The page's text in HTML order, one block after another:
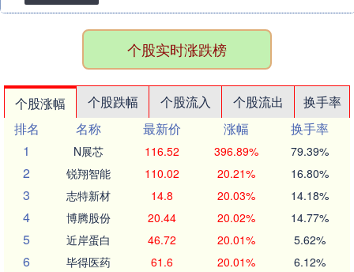
个股实时涨跌榜
个股涨幅 个股跌幅 个股流入 个股流出
换手率
排名
名称 最新价 涨幅
换手率
1
N展芯 116.52 396.89% 79.39%
2 锐翔智能 110.02 20.21% 16.80%
3 志特新材 14.8 20.03% 14.18%
4 博腾股份 20.44 20.02% 14.77%
5 近岸蛋白 46.72 20.01% 5.62%
6 毕得医药 61.6 20.01% 6.12%